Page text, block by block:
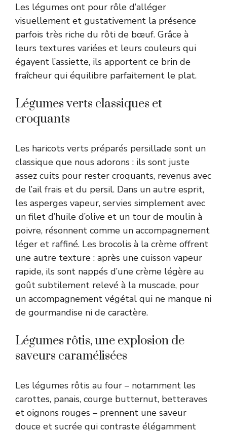
Les légumes ont pour rôle d’alléger
visuellement et gustativement la présence
parfois très riche du rôti de bœuf. Grâce à
leurs textures variées et leurs couleurs qui
égayent l’assiette, ils apportent ce brin de
fraîcheur qui équilibre parfaitement le plat.
Légumes verts classiques et
croquants
Les haricots verts préparés persillade sont un
classique que nous adorons : ils sont juste
assez cuits pour rester croquants, revenus avec
de l’ail frais et du persil. Dans un autre esprit,
les asperges vapeur, servies simplement avec
un filet d’huile d’olive et un tour de moulin à
poivre, résonnent comme un accompagnement
léger et raffiné. Les brocolis à la crème offrent
une autre texture : après une cuisson vapeur
rapide, ils sont nappés d’une crème légère au
goût subtilement relevé à la muscade, pour
un accompagnement végétal qui ne manque ni
de gourmandise ni de caractère.
Légumes rôtis, une explosion de
saveurs caramélisées
Les légumes rôtis au four – notamment les
carottes, panais, courge butternut, betteraves
et oignons rouges – prennent une saveur
douce et sucrée qui contraste élégamment